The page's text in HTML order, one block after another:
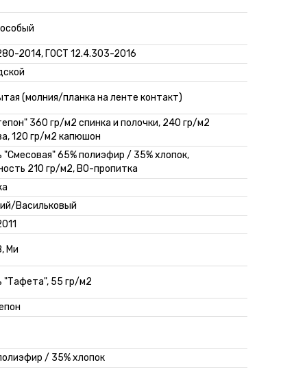
* - +
*
Склад: Минск-Москва
- +
*
Склад: Минск-Москва
34 шт.
Склад: Минск-Москва
*
31 шт.
Склад: Минск-Москва
*
29 шт.
Склад: Минск-Москва
особый
2014, ГОСТ 12.4.303-2016
(молния/планка на ленте контакт)
360 гр/м2 спинка и полочки, 240 гр/м2
120 гр/м2 капюшон
"Смесовая" 65% полиэфир / 35% хлопок,
210 гр/м2, ВО-пропитка
Васильковый
Ми
"Тафета", 55 гр/м2
/ 35% хлопок